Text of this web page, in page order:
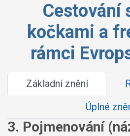
Cestování
kočkami a
rámci
Základní znění
Úplné
3. Pojmenování